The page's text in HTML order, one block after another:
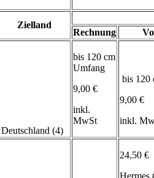
Zielland
Rechnung
Deutschland (4)
bis 120 cm
Umfang
9,00 €
inkl.
MwSt
bis 120
9,00 €
inkl.
24,50 €
Hermes